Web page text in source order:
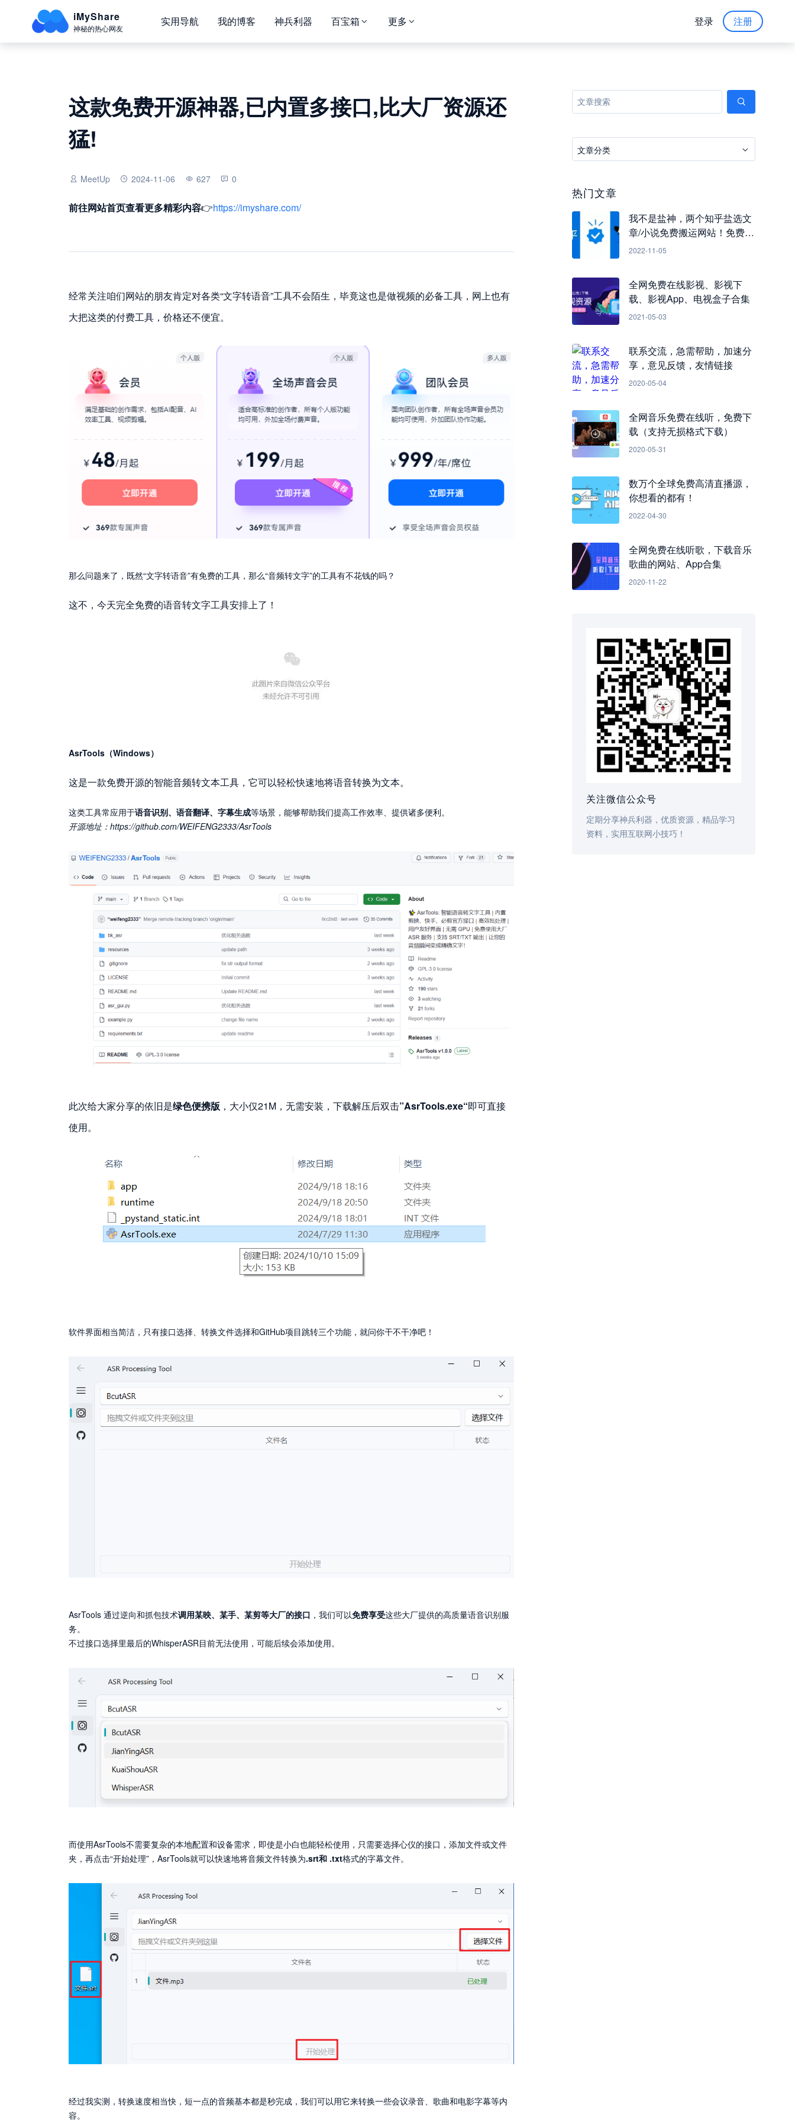
iMyShare
神秘的热心网友
实用导航 我的博客 神兵利器 百宝箱 更多 注册
登录
文章分类
热门文章
我不是盐神，两个知乎盐选文
章/小说免费搬运网站！免费看
知乎小说
2022-11-05
全网免费在线影视、影视下
载、影视App、电视盒子合集
2021-05-03
联系交流，急需帮助，加速分
享，意见反馈，友情链接
2020-05-04
全网音乐免费在线听，免费下
载（支持无损格式下载）
2020-05-31
数万个全球免费高清直播源，
你想看的都有！
2022-04-30
全网免费在线听歌，下载音乐
歌曲的网站、App合集
2020-11-22
关注微信公众号
定期分享神兵利器，优质资源，精品学习
资料，实用互联网小技巧！
这款免费开源神器,已内置多接口,比大厂资源还
猛!
MeetUp 2024-11-06 627 0
前往网站首页查看更多精彩内容👉https://imyshare.com/
经常关注咱们网站的朋友肯定对各类“文字转语音”工具不会陌生，毕竟这也是做视频的必备工具，网上也有
大把这类的付费工具，价格还不便宜。
那么问题来了，既然“文字转语音”有免费的工具，那么“音频转文字”的工具有不花钱的吗？
这不，今天完全免费的语音转文字工具安排上了！
AsrTools（Windows）
这是一款免费开源的智能音频转文本工具，它可以轻松快速地将语音转换为文本。
这类工具常应用于语音识别、语音翻译、字幕生成等场景，能够帮助我们提高工作效率、提供诸多便利。
开源地址： https://github.com/WEIFENG2333/AsrTools
此次给大家分享的依旧是绿色便携版 ，大小仅21M，无需安装，下载解压后双击”AsrTools.exe“即可直接
使用。
软件界面相当简洁，只有接口选择、转换文件选择和GitHub项目跳转三个功能，就问你干不干净吧！
AsrTools 通过逆向和抓包技术调用某映、某手、某剪等大厂的接口 ，我们可以免费享受这些大厂提供的高质量语音识别服
务。
不过接口选择里最后的WhisperASR目前无法使用，可能后续会添加使用。
而使用AsrTools不需要复杂的本地配置和设备需求，即使是小白也能轻松使用，只需要选择心仪的接口，添加文件或文件
夹，再点击“开始处理”，AsrTools就可以快速地将音频文件转换为.srt和.txt格式的字幕文件。
经过我实测，转换速度相当快，短一点的音频基本都是秒完成，我们可以用它来转换一些会议录音、歌曲和电影字幕等内
容。